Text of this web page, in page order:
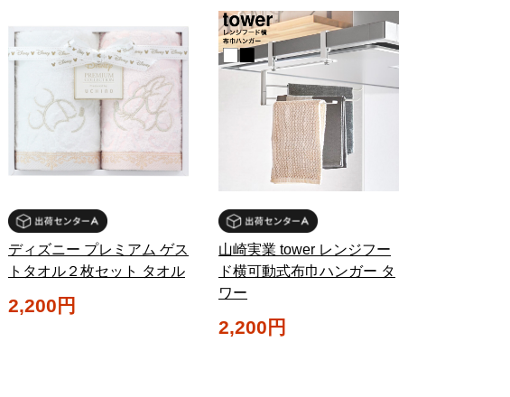
ディズニー プレミアム ゲス
トタオル２枚セット タオル
2,200円
山崎実業 tower レンジフー
ド横可動式布巾ハンガー タ
ワー
2,200円